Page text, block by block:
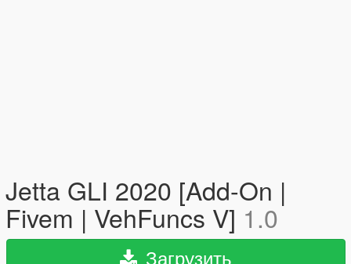
Jetta GLI 2020 [Add-On |
Fivem | VehFuncs V] 1.0
Загрузить